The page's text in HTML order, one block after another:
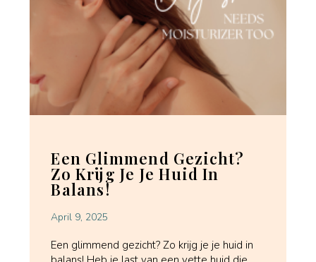
Een Glimmend Gezicht?
Zo Krijg Je Je Huid In
Balans!
April 9, 2025
Een glimmend gezicht? Zo krijg je je huid in